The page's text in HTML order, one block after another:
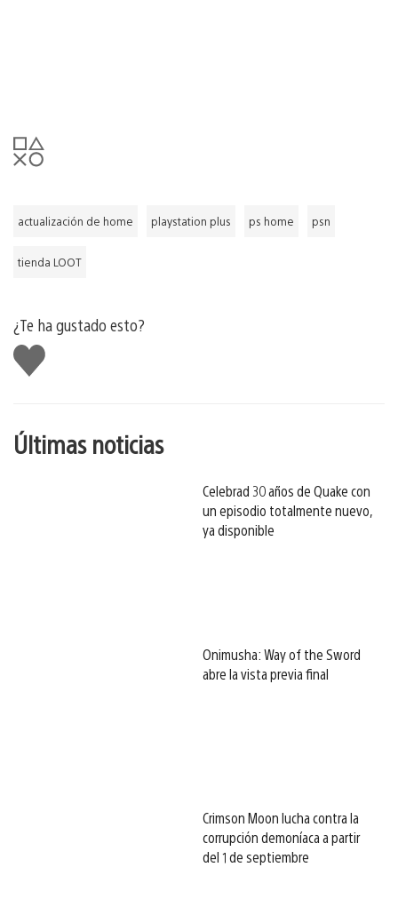
actualización de home playstation plus ps home psn
tienda LOOT
¿Te ha gustado esto?
Me
gusta
Últimas noticias
Celebrad 30 años de Quake con
un episodio totalmente nuevo,
ya disponible
Onimusha: Way of the Sword
abre la vista previa final
Crimson Moon lucha contra la
corrupción demoníaca a partir
del 1 de septiembre